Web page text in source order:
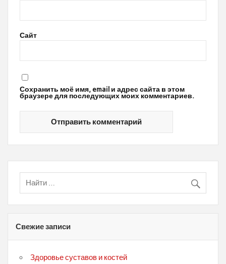
Сайт
Сохранить моё имя, email и адрес сайта в этом
браузере для последующих моих комментариев.
Свежие записи
Здоровье суставов и костей